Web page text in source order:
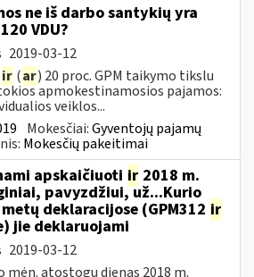
ne iš darbo santykių yra
VDU?
2019-03-12
ir (ar) 20 proc. GPM taikymo tikslu
apmokestinamosios pajamos:
veiklos...
Mokesčiai:Gyventojų pajamų
Mokesčių pakeitimai
apskaičiuoti ir 2018 m.
pavyzdžiui, už...Kurio
deklaracijose (GPM312 ir
jie deklaruojami
2019-03-12
mėn. atostogų dienas 2018 m.